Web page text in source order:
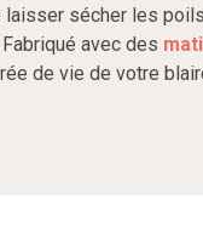
sécher les
avec des
de vie de votre